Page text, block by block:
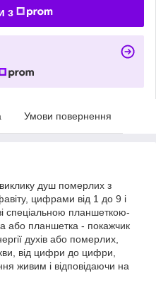
з
Умови повернення
душ померлих з
цифрами від 1 до 9 і
спеціальною планшеткою-
або планшетка - покажчик
духів або померлих,
від цифри до цифри,
живим і відповідаючи на